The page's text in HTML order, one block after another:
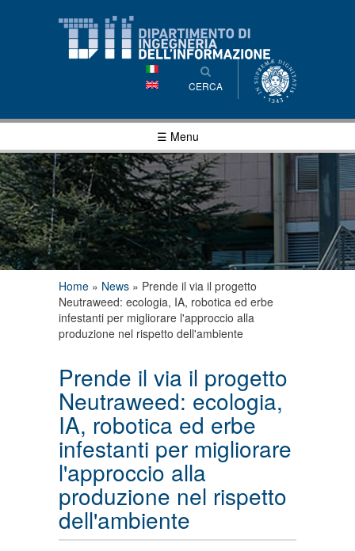
contenuto
principale
CERCA
☰ Menu
Tu sei qui
Home » News » Prende il via il progetto
Neutraweed: ecologia, IA, robotica ed erbe
infestanti per migliorare l'approccio alla
produzione nel rispetto dell'ambiente
Prende il via il progetto
Neutraweed: ecologia,
IA, robotica ed erbe
infestanti per migliorare
l'approccio alla
produzione nel rispetto
dell'ambiente